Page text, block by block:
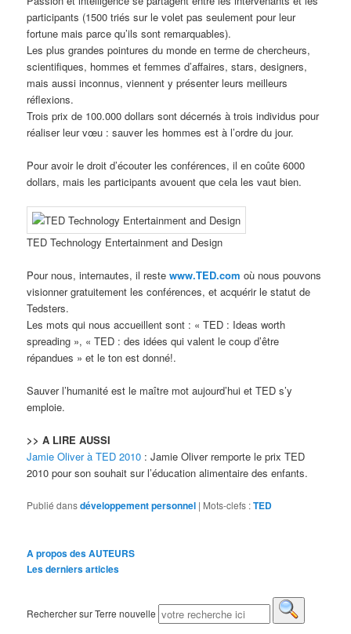
participants (1500 triés sur le volet pas seulement pour leur
fortune mais parce qu’ils sont remarquables).
Les plus grandes pointures du monde en terme de chercheurs,
scientifiques, hommes et femmes d’affaires, stars, designers,
mais aussi inconnus, viennent y présenter leurs meilleurs
réflexions.
Trois prix de 100.000 dollars sont décernés à trois individus pour
réaliser leur vœu : sauver les hommes est à l’ordre du jour.
Pour avoir le droit d’écouter les conférences, il en coûte 6000
dollars, mais les participants avouent que cela les vaut bien.
TED Technology Entertainment and Design
Pour nous, internautes, il restewww.TED.com où nous pouvons
visionner gratuitement les conférences, et acquérir le statut de
Tedsters.
Les mots qui nous accueillent sont : « TED : Ideas worth
spreading », « TED : des idées qui valent le coup d’être
répandues » et le ton est donné!.
Sauver l’humanité est le maître mot aujourd’hui et TED s’y
emploie.
>> A LIRE AUSSI
Jamie Oliver à TED 2010 : Jamie Oliver remporte le prix TED
2010 pour son souhait sur l’éducation alimentaire des enfants.
Publié dansdéveloppement personnel | Mots-clefs :TED
A propos des AUTEURS
Les derniers articles
Rechercher sur Terre nouvelle